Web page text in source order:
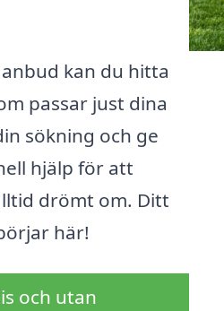
kan du hitta
passar just dina
sökning och ge
hjälp för att
drömt om. Ditt
här!
och utan